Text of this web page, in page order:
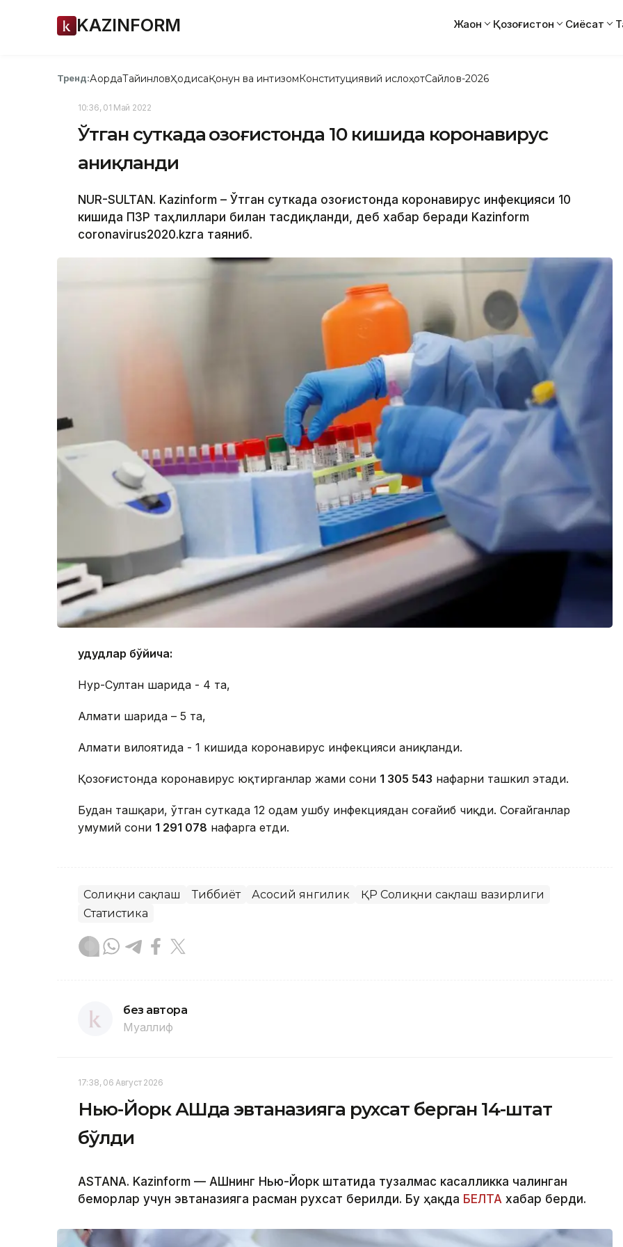
KAZINFORM Жаҳон Қозоғистон Сиёсат
Тренд:АқордаТайинловҲодисаҚонун ва интизомКонституциявий ислоҳотСайлов-2026
10:36, 01 Май 2022
Ўтган суткада Қозоғистонда 10 кишида коронавирус
аниқланди
NUR-SULTAN. Kazinform – Ўтган суткада Қозоғистонда коронавирус инфекцияси 10
кишида ПЗР таҳлиллари билан тасдиқланди, деб хабар беради Kazinform
coronavirus2020.kzга таяниб.
Ҳудудлар бўйича:
Нур-Султан шаҳрида - 4 та,
Алмати шаҳрида – 5 та,
Алмати вилоятида - 1 кишида коронавирус инфекцияси аниқланди.
Қозоғистонда коронавирус юқтирганлар жами сони 1 305 543 нафарни ташкил этади.
Будан ташқари, ўтган суткада 12 одам ушбу инфекциядан соғайиб чиқди. Соғайганлар
умумий сони 1 291 078 нафарга етди.
Соғлиқни сақлаш Тиббиёт Асосий янгилик
ҚР Соғлиқни сақлаш вазирлиги
Статистика
без автора
Муаллиф
17:38, 06 Август 2026
Нью-Йорк АҚШда эвтаназияга рухсат берган 14-штат
бўлди
ASTANA. Kazinform — АҚШнинг Нью-Йорк штатида тузалмас касалликка чалинган
беморлар учун эвтаназияга расман рухсат берилди. Бу ҳақда БЕЛТА хабар берди.